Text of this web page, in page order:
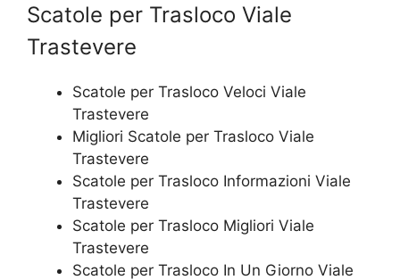
Scatole per Trasloco Viale
Trastevere
Scatole per Trasloco Veloci Viale
Trastevere
Migliori Scatole per Trasloco Viale
Trastevere
Scatole per Trasloco Informazioni Viale
Trastevere
Scatole per Trasloco Migliori Viale
Trastevere
Scatole per Trasloco In Un Giorno Viale